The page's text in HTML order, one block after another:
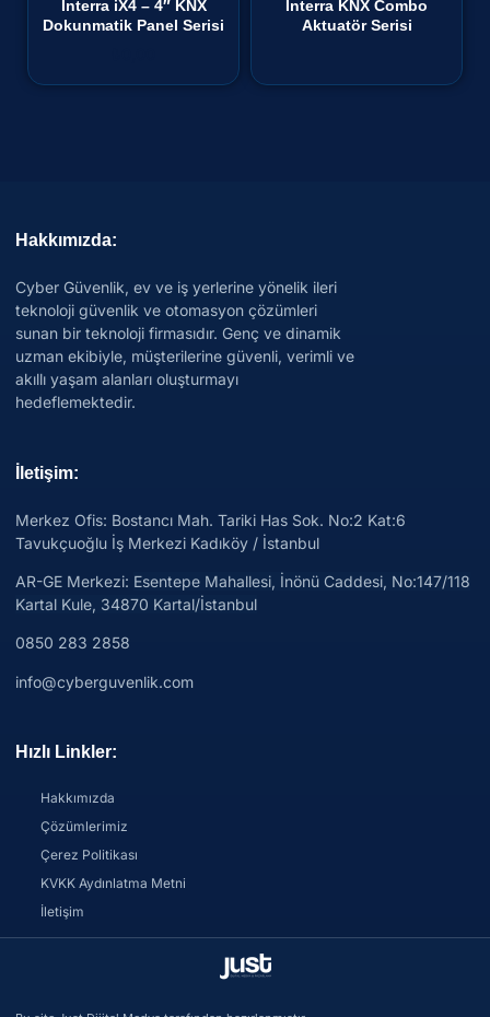
Interra iX4 – 4″ KNX
Dokunmatik Panel Serisi
Interra KNX Combo
Aktuatör Serisi
Hakkımızda:
Cyber Güvenlik, ev ve iş yerlerine yönelik ileri
teknoloji güvenlik ve otomasyon çözümleri
sunan bir teknoloji firmasıdır. Genç ve dinamik
uzman ekibiyle, müşterilerine güvenli, verimli ve
akıllı yaşam alanları oluşturmayı
hedeflemektedir.
İletişim:
Merkez Ofis: Bostancı Mah. Tariki Has Sok. No:2 Kat:6
Tavukçuoğlu İş Merkezi Kadıköy / İstanbul
AR-GE Merkezi: Esentepe Mahallesi, İnönü Caddesi, No:147/118
Kartal Kule, 34870 Kartal/İstanbul
0850 283 2858
info@cyberguvenlik.com
Hızlı Linkler:
Hakkımızda
Çözümlerimiz
Çerez Politikası
KVKK Aydınlatma Metni
İletişim